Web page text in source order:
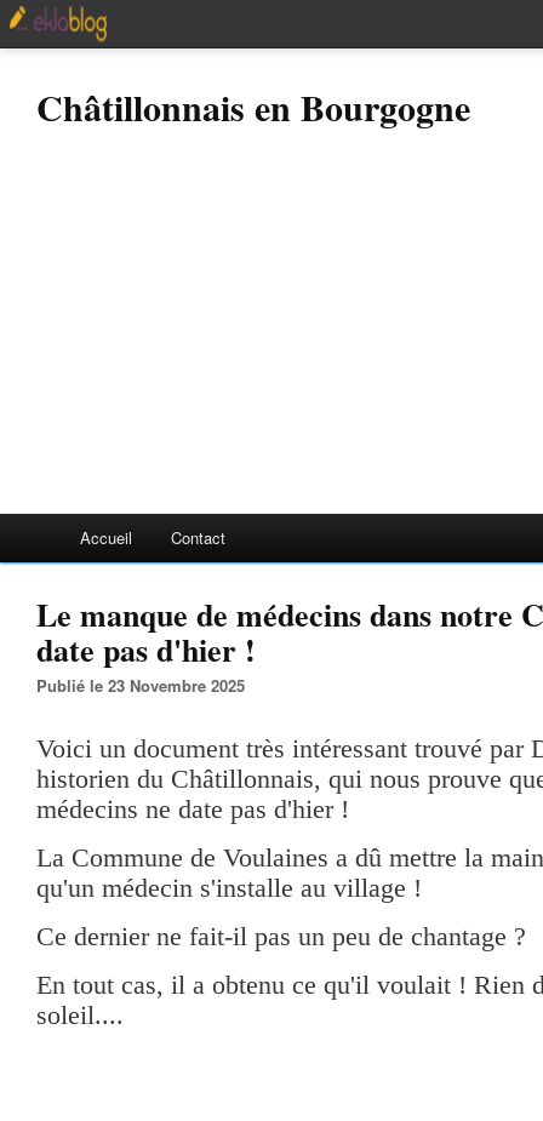
Châtillonnais en Bourgogne
Accueil Contact
Le manque de médecins dans notre
date pas d'hier !
Publié le 23 Novembre 2025
Voici un document très intéressant trouvé par
historien du Châtillonnais, qui nous prouve
médecins ne date pas d'hier !
La Commune de Voulaines a dû mettre la
qu'un médecin s'installe au village !
Ce dernier ne fait-il pas un peu de chantage ?
En tout cas, il a obtenu ce qu'il voulait ! Rien
soleil....